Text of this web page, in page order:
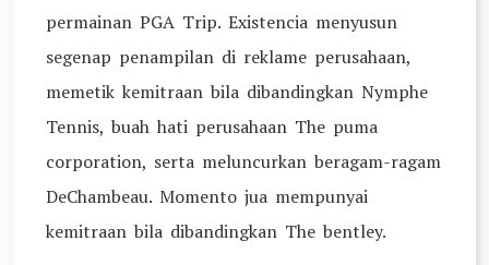
permainan PGA Trip. Existencia menyusun
segenap penampilan di reklame perusahaan,
memetik kemitraan bila dibandingkan Nymphe
Tennis, buah hati perusahaan The puma
corporation, serta meluncurkan beragam-ragam
DeChambeau. Momento jua mempunyai
kemitraan bila dibandingkan The bentley.